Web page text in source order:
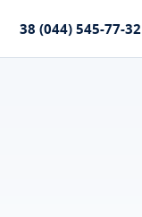
38 (044) 545-77-32